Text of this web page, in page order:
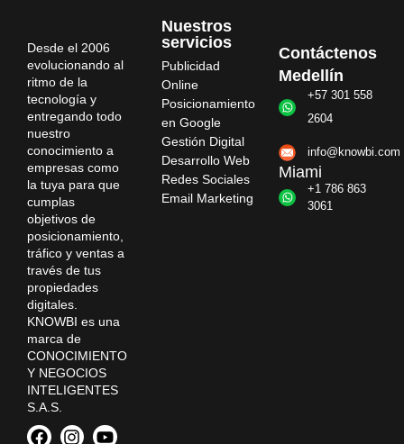
Desde el 2006
evolucionando al
ritmo de la
tecnología y
entregando todo
nuestro
conocimiento a
empresas como
la tuya para que
cumplas
objetivos de
posicionamiento,
tráfico y ventas a
través de tus
propiedades
digitales.
KNOWBI es una
marca de
CONOCIMIENTO
Y NEGOCIOS
INTELIGENTES
S.A.S.
Nuestros
servicios
Publicidad
Online
Posicionamiento
en Google
Gestión Digital
Desarrollo Web
Redes Sociales
Email Marketing
Contáctenos
Medellín
+57 301 558
2604
info@knowbi.com
Miami
+1 786 863
3061